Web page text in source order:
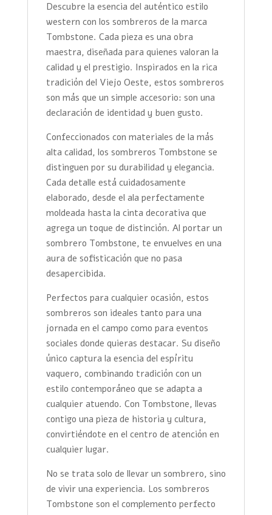
Descubre la esencia del auténtico estilo
western con los sombreros de la marca
Tombstone. Cada pieza es una obra
maestra, diseñada para quienes valoran la
calidad y el prestigio. Inspirados en la rica
tradición del Viejo Oeste, estos sombreros
son más que un simple accesorio: son una
declaración de identidad y buen gusto.
Confeccionados con materiales de la más
alta calidad, los sombreros Tombstone se
distinguen por su durabilidad y elegancia.
Cada detalle está cuidadosamente
elaborado, desde el ala perfectamente
moldeada hasta la cinta decorativa que
agrega un toque de distinción. Al portar un
sombrero Tombstone, te envuelves en una
aura de sofisticación que no pasa
desapercibida.
Perfectos para cualquier ocasión, estos
sombreros son ideales tanto para una
jornada en el campo como para eventos
sociales donde quieras destacar. Su diseño
único captura la esencia del espíritu
vaquero, combinando tradición con un
estilo contemporáneo que se adapta a
cualquier atuendo. Con Tombstone, llevas
contigo una pieza de historia y cultura,
convirtiéndote en el centro de atención en
cualquier lugar.
No se trata solo de llevar un sombrero, sino
de vivir una experiencia. Los sombreros
Tombstone son el complemento perfecto